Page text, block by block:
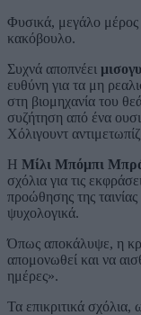
Φυσικά, μεγάλο μέρος
κακόβουλο.
Συχνά αποπνέει
ευθύνη για τα μη
στη βιομηχανία του
συζήτηση από ένα
Χόλιγουντ
Η Μίλι Μπόμπι
σχόλια για τις
προώθησης της
ψυχολογικά.
Όπως αποκάλυψε, η
απομονωθεί και να
ημέρες».
Τα επικριτικά σχόλια,